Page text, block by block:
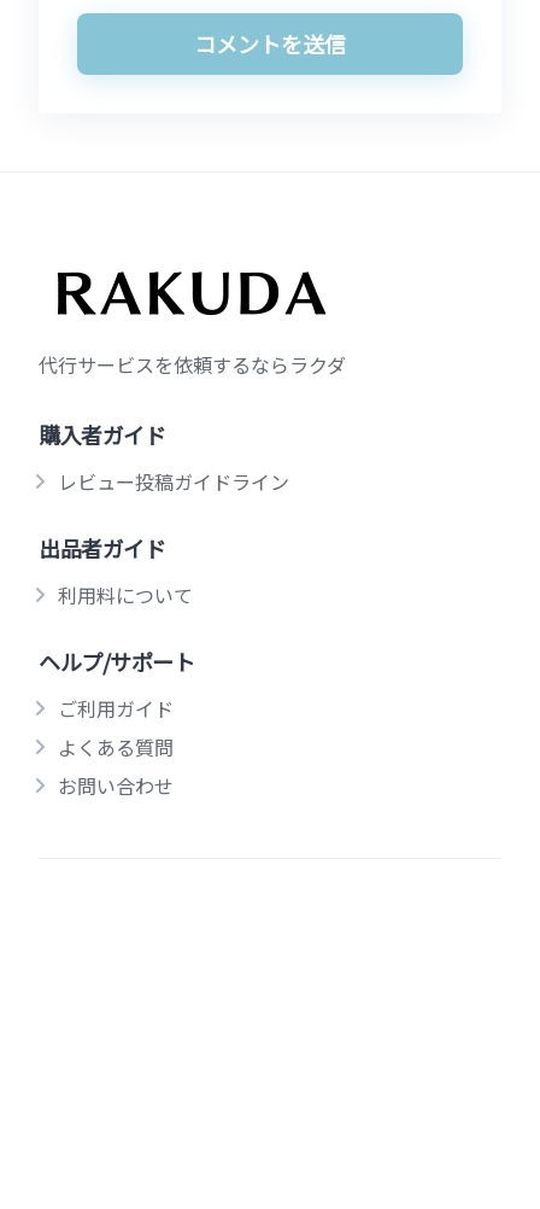
代行サービスを依頼するならラクダ
購入者ガイド
レビュー投稿ガイドライン
出品者ガイド
利用料について
ヘルプ/サポート
ご利用ガイド
よくある質問
お問い合わせ